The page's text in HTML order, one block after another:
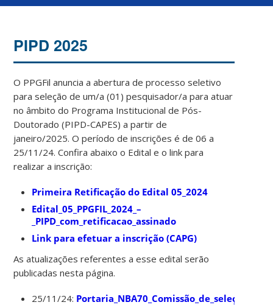
PIPD 2025
O PPGFil anuncia a abertura de processo seletivo
para seleção de um/a (01) pesquisador/a para atuar
no âmbito do Programa Institucional de Pós-
Doutorado (PIPD-CAPES) a partir de
janeiro/2025. O período de inscrições é de 06 a
25/11/24. Confira abaixo o Edital e o link para
realizar a inscrição:
Primeira Retificação do Edital 05_2024
Edital_05_PPGFIL_2024_–
_PIPD_com_retificacao_assinado
Link para efetuar a inscrição (CAPG)
As atualizações referentes a esse edital serão
publicadas nesta página.
25/11/24: Portaria_NBA70_Comissão_de_seleção_PIPD